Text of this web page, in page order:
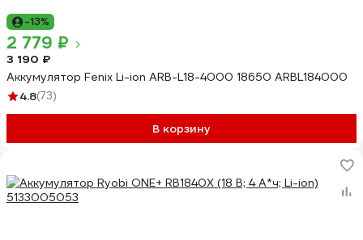
-13%
2 779 ₽
3 190 ₽
Аккумулятор Fenix Li-ion ARB-L18-4000 18650 ARBL184000
4.8(73)
В корзину